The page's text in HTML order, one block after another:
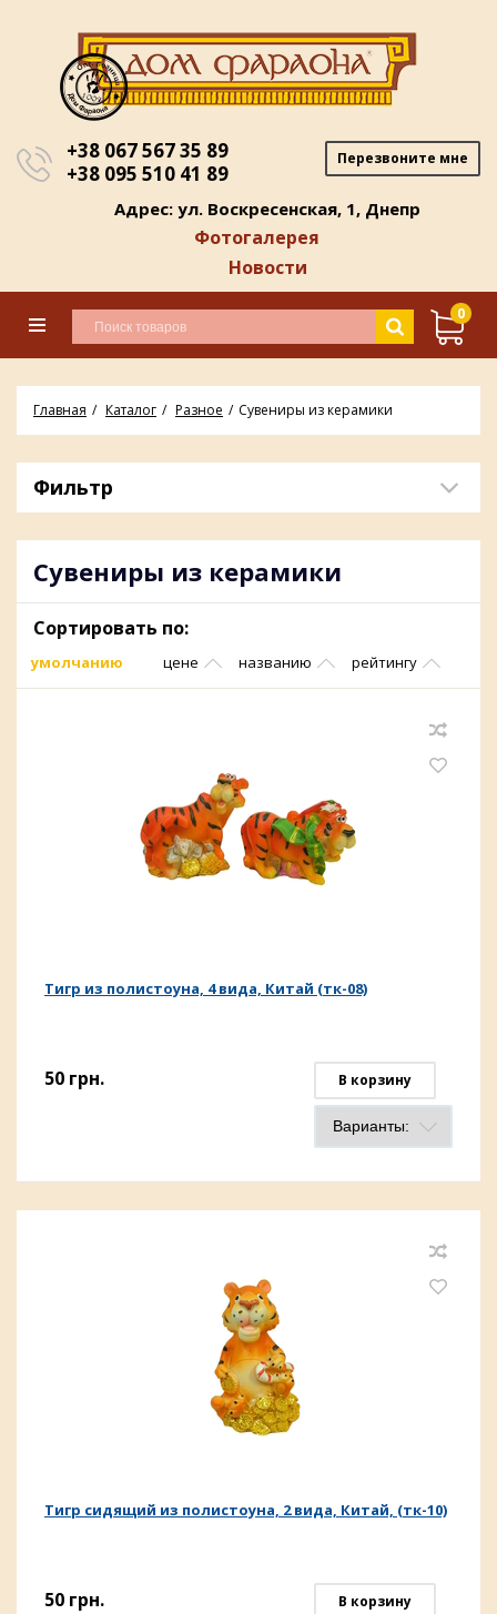
+38 067 567 35 89
+38 095 510 41 89
Перезвоните мне
Адрес: ул. Воскресенская, 1, Днепр
Фотогалерея
Новости
0
Главная Каталог Разное Сувениры из керамики
Фильтр
Сувениры из керамики
Сортировать по:
умолчанию цене названию рейтингу
Тигр из полистоуна, 4 вида, Китай (тк-08)
50 грн. В корзину
Тигр сидящий из полистоуна, 2 вида, Китай, (тк-10)
50 грн. В корзину